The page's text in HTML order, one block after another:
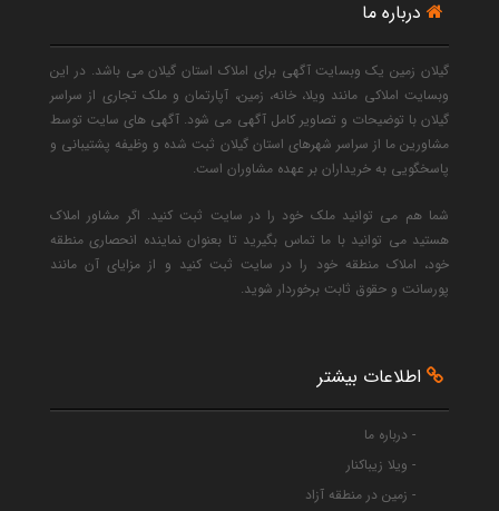
درباره ما
گیلان زمین یک وبسایت آگهی برای املاک استان گیلان می باشد. در این
وبسایت املاکی مانند ویلا، خانه، زمین، آپارتمان و ملک تجاری از سراسر
گیلان با توضیحات و تصاویر کامل آگهی می شود. آگهی های سایت توسط
مشاورین ما از سراسر شهرهای استان گیلان ثبت شده و وظیفه پشتیبانی و
پاسخگویی به خریداران بر عهده مشاوران است.
شما هم می توانید ملک خود را در سایت ثبت کنید. اگر مشاور املاک
هستید می توانید با ما تماس بگیرید تا بعنوان نماینده انحصاری منطقه
خود، املاک منطقه خود را در سایت ثبت کنید و از مزایای آن مانند
پورسانت و حقوق ثابت برخوردار شوید.
اطلاعات بیشتر
- درباره ما
- ویلا زیباکنار
- زمین در منطقه آزاد